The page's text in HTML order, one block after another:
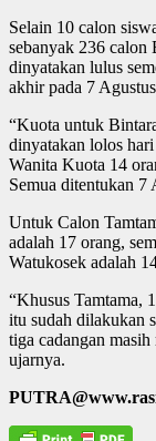
Selain 10 calon
sebanyak 236 calon
dinyatakan lulus
akhir pada 7
“Kuota untuk
dinyatakan lolos
Wanita Kuota 14
Semua ditentukan 7
Untuk Calon
adalah 17 orang,
Watukosek adalah
“Khusus Tamtama,
itu sudah dilakukan
tiga cadangan
ujarnya.